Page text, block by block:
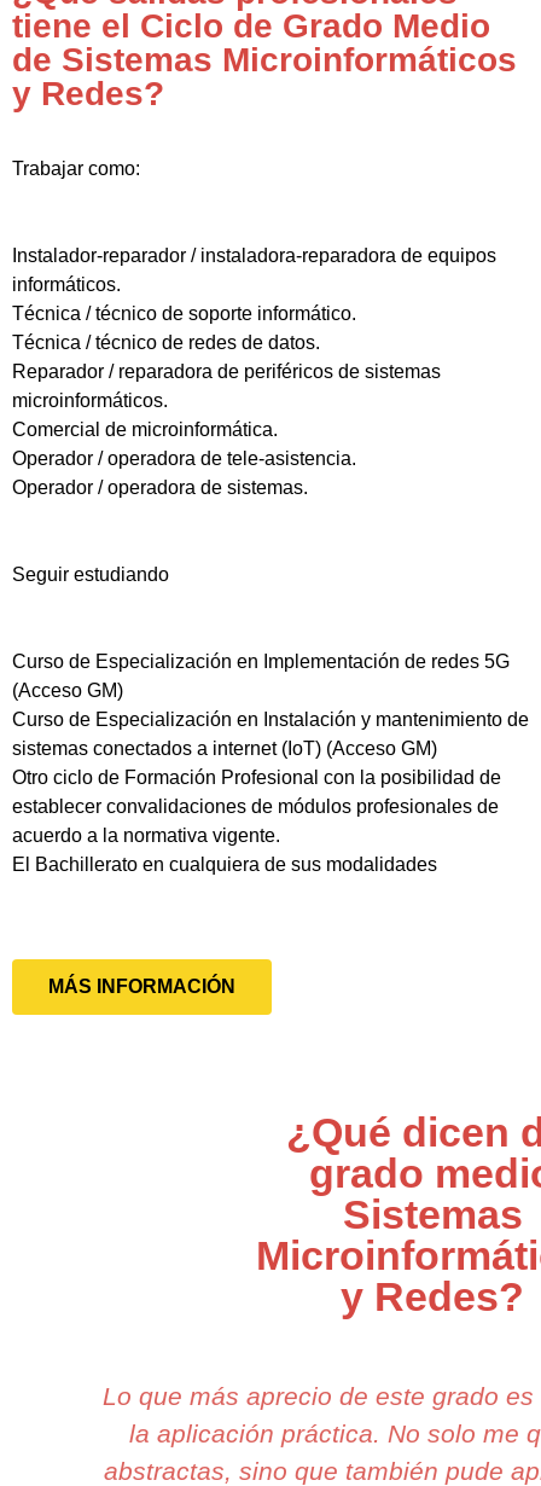
tiene el Ciclo de Grado Medio
de Sistemas Microinformáticos
y Redes?
Trabajar como:
Instalador-reparador / instaladora-reparadora de equipos
informáticos.
Técnica / técnico de soporte informático.
Técnica / técnico de redes de datos.
Reparador / reparadora de periféricos de sistemas
microinformáticos.
Comercial de microinformática.
Operador / operadora de tele-asistencia.
Operador / operadora de sistemas.
Seguir estudiando
Curso de Especialización en Implementación de redes 5G
(Acceso GM)
Curso de Especialización en Instalación y mantenimiento de
sistemas conectados a internet (IoT) (Acceso GM)
Otro ciclo de Formación Profesional con la posibilidad de
establecer convalidaciones de módulos profesionales de
acuerdo a la normativa vigente.
El Bachillerato en cualquiera de sus modalidades
MÁS INFORMACIÓN
¿Qué dicen
grado
Sistemas
y Redes?
Lo que más aprecio de este grado
la aplicación práctica. No solo me
abstractas, sino que también pude